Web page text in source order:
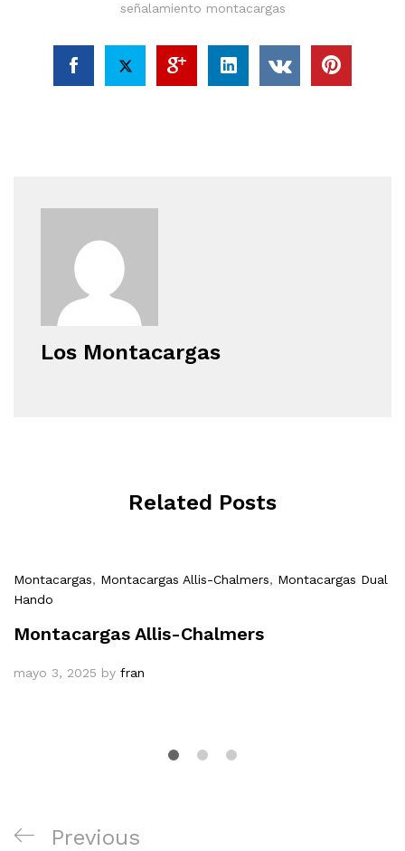
señalamiento montacargas
Los Montacargas
Related Posts
Montacargas, Montacargas Allis-Chalmers, Montacargas Dual
Hando
Montacargas Allis-Chalmers
mayo 3, 2025 by fran
Navegación
Previous
Previous